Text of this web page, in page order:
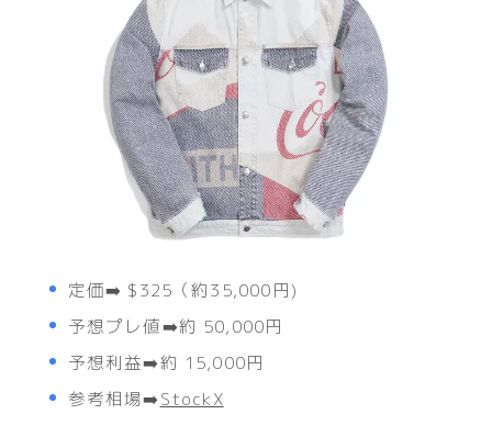
定価➡️ $325（約35,000円)
予想プレ値➡️約 50,000円
予想利益➡️約 15,000円
参考相場➡️StockX